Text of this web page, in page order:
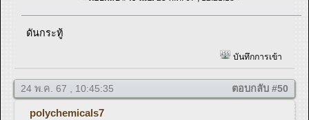
ดันกระทู้
บันทึกการเข้า
24 พ.ค. 67 , 10:45:35 ตอบกลับ #50
polychemicals7